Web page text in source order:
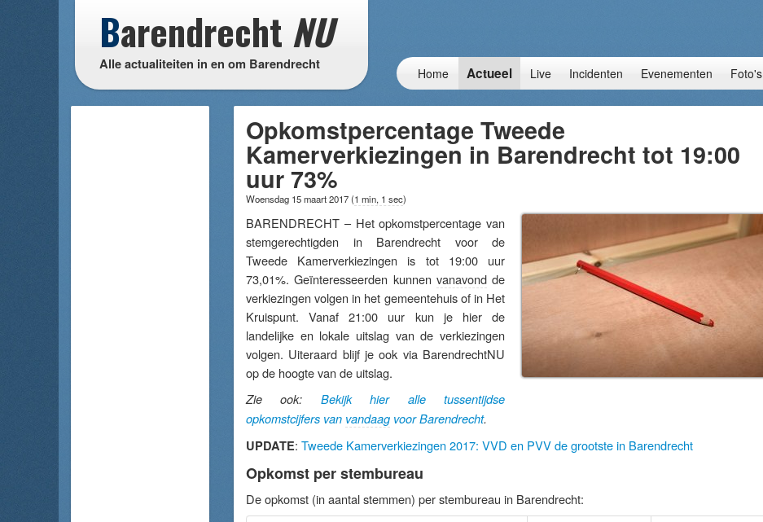
Barendrecht NU
Alle actualiteiten in en om Barendrecht
Home Actueel Live Incidenten Evenementen Foto's
Opkomstpercentage Tweede
Kamerverkiezingen in Barendrecht tot 19:00
uur 73%
Woensdag 15 maart 2017(1 min, 1 sec)
BARENDRECHT – Het opkomstpercentage van
stemgerechtigden in Barendrecht voor de
Tweede Kamerverkiezingen is tot 19:00 uur
73,01%. Geïnteresseerden kunnen vanavondde
verkiezingen volgen in het gemeentehuis of in Het
Kruispunt. Vanaf 21:00 uur kun je hier de
landelijke en lokale uitslag van de verkiezingen
volgen. Uiteraard blijf je ook via BarendrechtNU
op de hoogte van de uitslag.
Zie ook: Bekijk hier alle tussentijdse
opkomstcijfers van vandaag voor Barendrecht.
UPDATE: Tweede Kamerverkiezingen 2017: VVD en PVV de grootste in Barendrecht
Opkomst per stembureau
De opkomst (in aantal stemmen) per stembureau in Barendrecht: